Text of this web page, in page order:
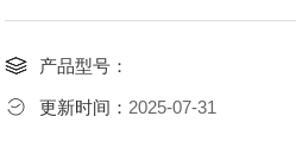
产品型号：
更新时间： 2025-07-31